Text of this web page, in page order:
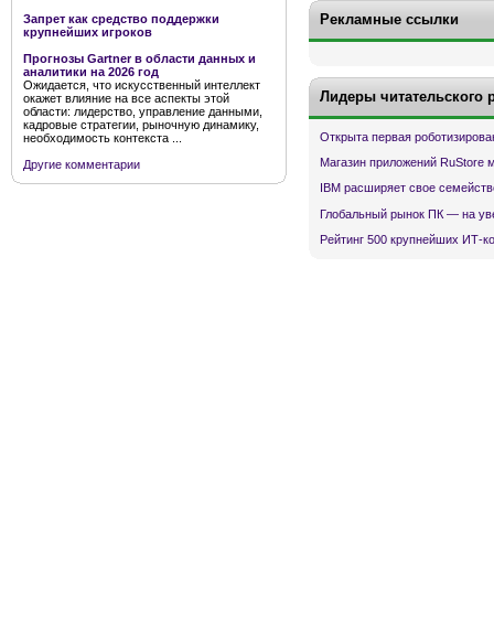
Запрет как средство поддержки
крупнейших игроков
Прогнозы Gartner в области данных и
аналитики на 2026 год
Ожидается, что искусственный интеллект
окажет влияние на все аспекты этой
области: лидерство, управление данными,
кадровые стратегии, рыночную динамику,
необходимость контекста ...
Другие комментарии
Рекламные ссылки
Лидеры читательского
Открыта первая
Магазин приложений RuStore
IBM расширяет свое
Глобальный рынок ПК — на
Рейтинг 500 крупнейших ИТ-